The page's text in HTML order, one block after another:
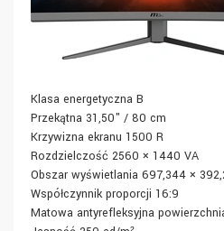
Klasa energetyczna B
Przekątna 31,50" / 80 cm
Krzywizna ekranu 1500 R
Rozdzielczość 2560 × 1440 VA
Obszar wyświetlania 697,344 ×
Współczynnik proporcji 16:9
Matowa antyrefleksyjna